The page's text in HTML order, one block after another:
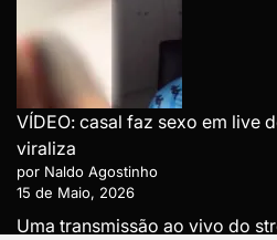
VÍDEO: casal faz sexo em live
viraliza
por Naldo Agostinho
15 de Maio, 2026
Uma transmissão ao vivo do